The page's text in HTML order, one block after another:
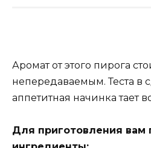
Аромат от этого пирога
непередаваемым. Теста в
аппетитная начинка тает
Для приготовления вам